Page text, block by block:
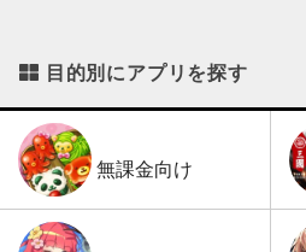
目的別にアプリを探す
無課金向け